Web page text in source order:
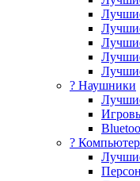
? Наушники
?️